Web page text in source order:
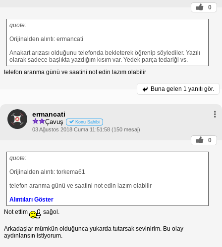
0
quote:
Orijinalden alıntı: ermancati
Anakart arızası olduğunu telefonda bekleterek öğrenip söylediler. Yazılı
olarak sadece başlıkta yazdığım kısım var. Yedek parça tedariği vs.
telefon aranma günü ve saatini not edin lazım olabilir
Buna gelen 1 yanıtı gör.
ermancati
Çavuş Konu Sahibi
03 Ağustos 2018 Cuma 11:51:58 (150 mesaj)
0
quote:
Orijinalden alıntı: torkema61
telefon aranma günü ve saatini not edin lazım olabilir
Alıntıları Göster
Not ettim
sağol.
Arkadaşlar mümkün olduğunca yukarda tutarsak sevinirim. Bu olay
aydınlansın istiyorum.